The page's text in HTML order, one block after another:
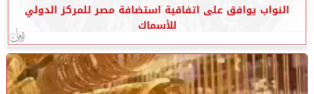
النواب يوافق على اتفاقية استضافة مصر للمركز الدولي
للأسماك